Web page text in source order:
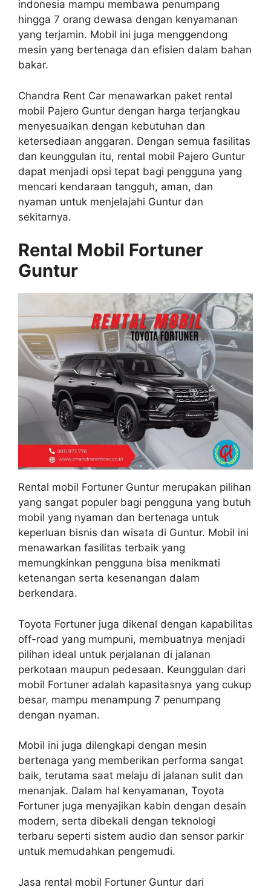
indonesia mampu membawa penumpang
hingga 7 orang dewasa dengan kenyamanan
yang terjamin. Mobil ini juga menggendong
mesin yang bertenaga dan efisien dalam bahan
bakar.
Chandra Rent Car menawarkan paket rental
mobil Pajero Guntur dengan harga terjangkau
menyesuaikan dengan kebutuhan dan
ketersediaan anggaran. Dengan semua fasilitas
dan keunggulan itu, rental mobil Pajero Guntur
dapat menjadi opsi tepat bagi pengguna yang
mencari kendaraan tangguh, aman, dan
nyaman untuk menjelajahi Guntur dan
sekitarnya.
Rental Mobil Fortuner
Guntur
Rental mobil Fortuner Guntur merupakan pilihan
yang sangat populer bagi pengguna yang butuh
mobil yang nyaman dan bertenaga untuk
keperluan bisnis dan wisata di Guntur. Mobil ini
menawarkan fasilitas terbaik yang
memungkinkan pengguna bisa menikmati
ketenangan serta kesenangan dalam
berkendara.
Toyota Fortuner juga dikenal dengan kapabilitas
off-road yang mumpuni, membuatnya menjadi
pilihan ideal untuk perjalanan di jalanan
perkotaan maupun pedesaan. Keunggulan dari
mobil Fortuner adalah kapasitasnya yang cukup
besar, mampu menampung 7 penumpang
dengan nyaman.
Mobil ini juga dilengkapi dengan mesin
bertenaga yang memberikan performa sangat
baik, terutama saat melaju di jalanan sulit dan
menanjak. Dalam hal kenyamanan, Toyota
Fortuner juga menyajikan kabin dengan desain
modern, serta dibekali dengan teknologi
terbaru seperti sistem audio dan sensor parkir
untuk memudahkan pengemudi.
Jasa rental mobil Fortuner Guntur dari